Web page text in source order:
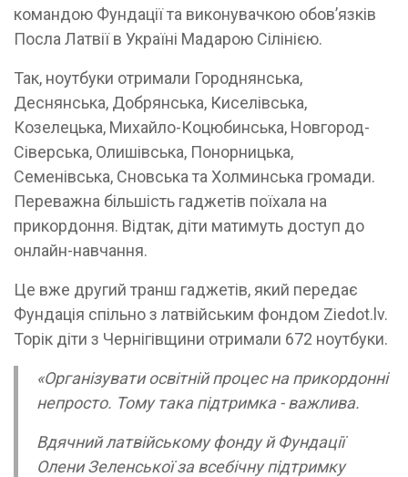
командою Фундації та виконувачкою обов’язків
Посла Латвії в Україні Мадарою Сілінією.
Так, ноутбуки отримали Городнянська,
Деснянська, Добрянська, Киселівська,
Козелецька, Михайло-Коцюбинська, Новгород-
Сіверська, Олишівська, Понорницька,
Семенівська, Сновська та Холминська громади.
Переважна більшість гаджетів поїхала на
прикордоння. Відтак, діти матимуть доступ до
онлайн-навчання.
Це вже другий транш гаджетів, який передає
Фундація спільно з латвійським фондом Ziedot.lv.
Торік діти з Чернігівщини отримали 672 ноутбуки.
«Організувати освітній процес на прикордонні
непросто. Тому така підтримка - важлива.
Вдячний латвійському фонду й Фундації
Олени Зеленської за всебічну підтримку